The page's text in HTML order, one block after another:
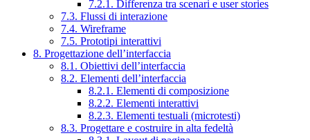
7.2.1. Differenza tra scenari e user stories
7.3. Flussi di interazione
7.4. Wireframe
7.5. Prototipi interattivi
8. Progettazione dell’interfaccia
8.1. Obiettivi dell’interfaccia
8.2. Elementi dell’interfaccia
8.2.1. Elementi di composizione
8.2.2. Elementi interattivi
8.2.3. Elementi testuali (microtesti)
8.3. Progettare e costruire in alta fedeltà